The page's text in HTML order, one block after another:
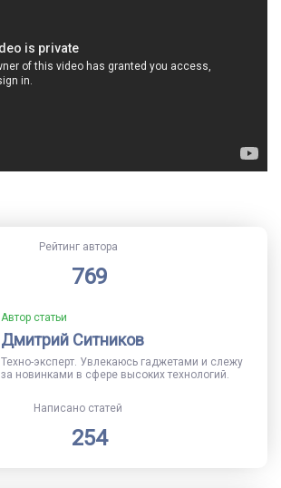
Рейтинг автора
769
Автор статьи
Дмитрий Ситников
Техно-эксперт. Увлекаюсь гаджетами и слежу
за новинками в сфере высоких технологий.
Написано статей
254